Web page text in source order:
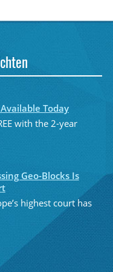
Today
with the 2-year
Geo-Blocks Is
highest court has